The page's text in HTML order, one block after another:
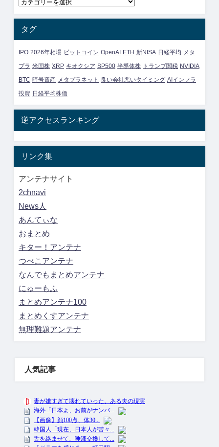
タグ
IPO 2026年相場 ビットコイン OpenAI ETH 新NISA 日経平均 メタ
プラ 米国株 XRP キオクシア SP500 半導体株 トランプ関税 NVIDIA
BTC 暗号資産 メタプラネット 良い会社悪いタイミング AIインフラ
投資 日経平均株価
逆アクセスランキング
リンク集
アンテナサイト
2chnavi
News人
あんてぃな
おまとめ
キター！アンテナ
つべこアンテナ
なんでもまとめアンテナ
にゅーもふ
まとめアンテナ100
まとめくすアンテナ
無理難題アンテナ
人気記事